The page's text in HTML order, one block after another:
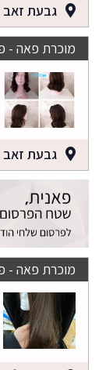
גבעת זאב
מוכרת פאה -
גבעת זאב
מוכרת פאה -